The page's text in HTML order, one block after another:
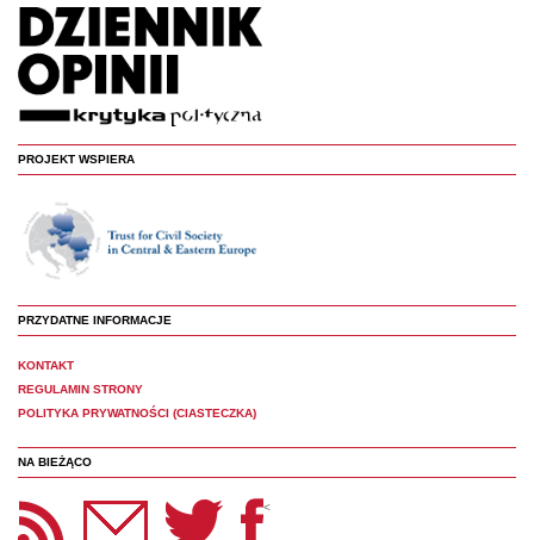
PROJEKT WSPIERA
PRZYDATNE INFORMACJE
KONTAKT
REGULAMIN STRONY
POLITYKA PRYWATNOŚCI (CIASTECZKA)
NA BIEŻĄCO
Panoptyka Facebook <